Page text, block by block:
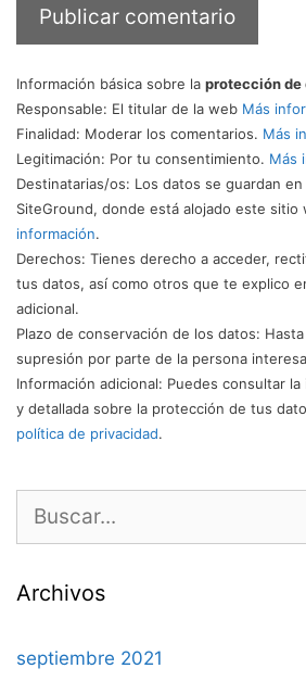
Información básica sobre la protección de
Responsable: El titular de la web Más
Finalidad: Moderar los comentarios. Más
Legitimación: Por tu consentimiento. Más
Destinatarias/os: Los datos se guardan
SiteGround, donde está alojado este sitio
información.
Derechos: Tienes derecho a acceder,
tus datos, así como otros que te explico
adicional.
Plazo de conservación de los datos:
supresión por parte de la persona
Información adicional: Puedes consultar
y detallada sobre la protección de tus
política de privacidad.
Buscar:
Archivos
septiembre 2021